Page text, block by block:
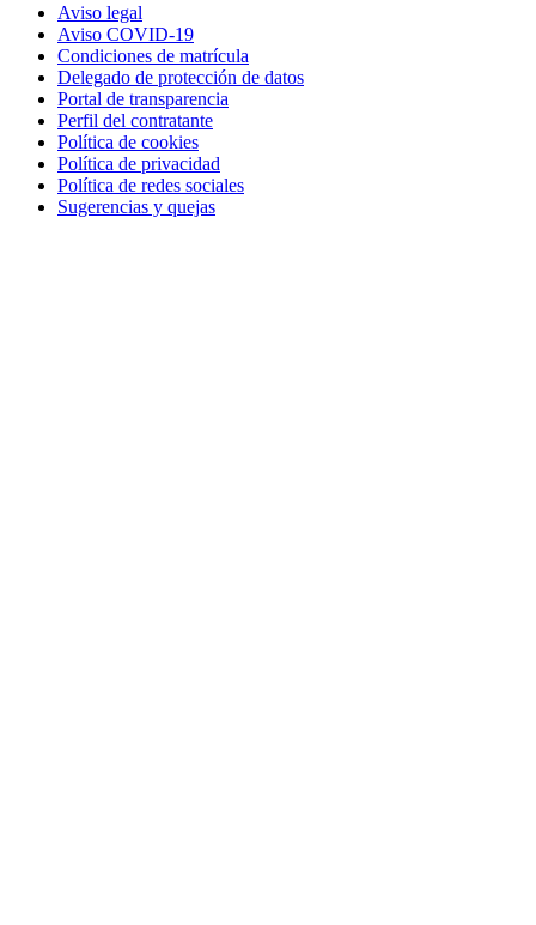
Pie
página
Juliols
Aviso legal
Aviso COVID-19
Condiciones de matrícula
Delegado de protección de datos
Portal de transparencia
Perfil del contratante
Política de cookies
Política de privacidad
Política de redes sociales
Sugerencias y quejas